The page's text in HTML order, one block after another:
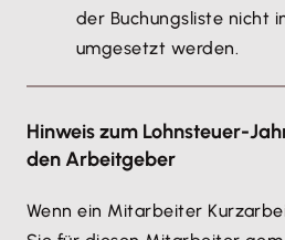
beträgt 1.200 EUR.
Vorgehen
Nebeneinkünfte ein.
Diese werden dann
des Ist-Entgelts bzw. des
berücksichtigt.
der Buchungsliste nicht
umgesetzt werden.
Hinweis zum Lohnsteuer-
den Arbeitgeber
Wenn ein Mitarbeiter